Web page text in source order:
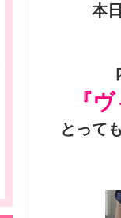
本
『
とって